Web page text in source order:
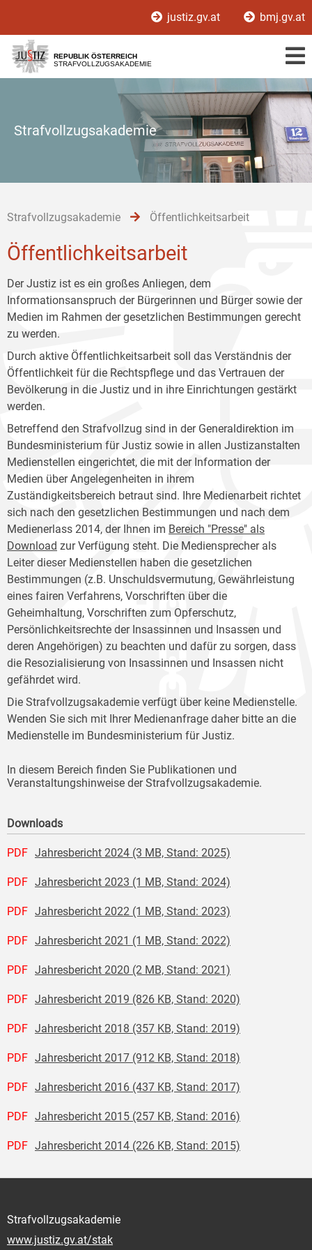
[1]
[2]
[3]
justiz.gv.at bmj.gv.at
REPUBLIK ÖSTERREICH
STRAFVOLLZUGSAKADEMIE
Strafvollzugsakademie
Strafvollzugsakademie Öffentlichkeitsarbeit
Öffentlichkeitsarbeit
Der Justiz ist es ein großes Anliegen, dem
Informationsanspruch der Bürgerinnen und Bürger sowie der
Medien im Rahmen der gesetzlichen Bestimmungen gerecht
zu werden.
Durch aktive Öffentlichkeitsarbeit soll das Verständnis der
Öffentlichkeit für die Rechtspflege und das Vertrauen der
Bevölkerung in die Justiz und in ihre Einrichtungen gestärkt
werden.
Betreffend den Strafvollzug sind in der Generaldirektion im
Bundesministerium für Justiz sowie in allen Justizanstalten
Medienstellen eingerichtet, die mit der Information der
Medien über Angelegenheiten in ihrem
Zuständigkeitsbereich betraut sind. Ihre Medienarbeit richtet
sich nach den gesetzlichen Bestimmungen und nach dem
Medienerlass 2014, der Ihnen im Bereich "Presse" als
Download zur Verfügung steht. Die Mediensprecher als
Leiter dieser Medienstellen haben die gesetzlichen
Bestimmungen (z.B. Unschuldsvermutung, Gewährleistung
eines fairen Verfahrens, Vorschriften über die
Geheimhaltung, Vorschriften zum Opferschutz,
Persönlichkeitsrechte der Insassinnen und Insassen und
deren Angehörigen) zu beachten und dafür zu sorgen, dass
die Resozialisierung von Insassinnen und Insassen nicht
gefährdet wird.
Die Strafvollzugsakademie verfügt über keine Medienstelle.
Wenden Sie sich mit Ihrer Medienanfrage daher bitte an die
Medienstelle im Bundesministerium für Justiz.
In diesem Bereich finden Sie Publikationen und
Veranstaltungshinweise der Strafvollzugsakademie.
Downloads
PDF Jahresbericht 2024 (3 MB, Stand: 2025)
PDF Jahresbericht 2023 (1 MB, Stand: 2024)
PDF Jahresbericht 2022 (1 MB, Stand: 2023)
PDF Jahresbericht 2021 (1 MB, Stand: 2022)
PDF Jahresbericht 2020 (2 MB, Stand: 2021)
PDF Jahresbericht 2019 (826 KB, Stand: 2020)
PDF Jahresbericht 2018 (357 KB, Stand: 2019)
PDF Jahresbericht 2017 (912 KB, Stand: 2018)
PDF Jahresbericht 2016 (437 KB, Stand: 2017)
PDF Jahresbericht 2015 (257 KB, Stand: 2016)
PDF Jahresbericht 2014 (226 KB, Stand: 2015)
Strafvollzugsakademie
www.justiz.gv.at/stak